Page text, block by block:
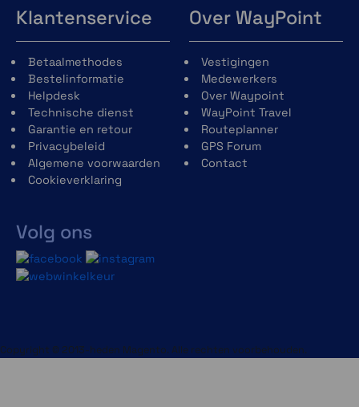
distributie van groepsberichten. Zo kun je
jouw avonturen met meerdere
contactpersonen tegelijk delen en
groepsberichten met vrienden en familie
uitwisselen.
In geval van nood kun je een interactief SOS-
bericht verzenden naar het Garmin
International Emergency Response
Coordination Center (IERCC), een
Klantenservice
Betaalmethodes
Bestelinformatie
Helpdesk
Technische dienst
Garantie en retour
Privacybeleid
Algemene voorwaarden
Cookieverklaring
Volg ons
Over WayPoint
Vestigingen
Medewerkers
Over Waypoint
WayPoint Travel
Routeplanner
GPS Forum
Contact
Copyright © 2013-heden Magento. Alle rechten voorbehouden.